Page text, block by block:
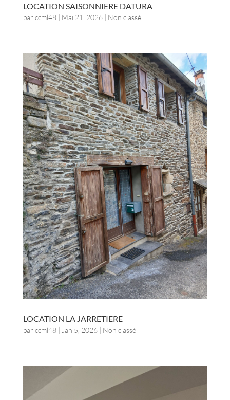
LOCATION SAISONNIERE DATURA
par ccml48| Mai 21, 2026| Non classé
LOCATION LA JARRETIERE
par ccml48| Jan 5, 2026| Non classé